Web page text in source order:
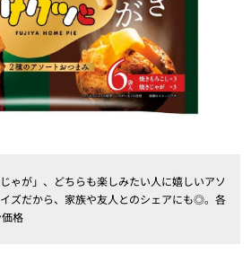
ゃが」、どちらも楽しみたい人に嬉しいアソ
ズだから、家族や友人とのシェアにも◎。各
格